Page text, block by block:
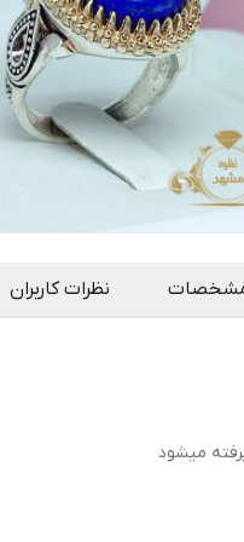
نظرات کاربران
میشود